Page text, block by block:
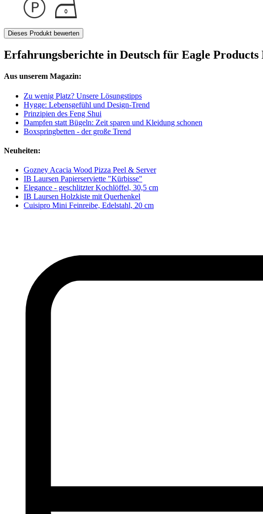
Dieses Produkt bewerten
Erfahrungsberichte in Deutsch für Eagle Products
Aus unserem Magazin:
Zu wenig Platz? Unsere Lösungstipps
Hygge: Lebensgefühl und Design-Trend
Prinzipien des Feng Shui
Dampfen statt Bügeln: Zeit sparen und Kleidung schonen
Boxspringbetten - der große Trend
Neuheiten:
Gozney Acacia Wood Pizza Peel & Server
IB Laursen Papierserviette "Kürbisse"
Elegance - geschlitzter Kochlöffel, 30,5 cm
IB Laursen Holzkiste mit Querhenkel
Cuisipro Mini Feinreibe, Edelstahl, 20 cm